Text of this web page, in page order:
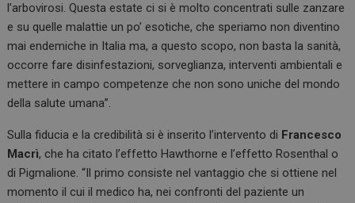
l’arbovirosi. Questa estate ci si è molto concentrati sulle zanzare
e su quelle malattie un po’ esotiche, che speriamo non diventino
mai endemiche in Italia ma, a questo scopo, non basta la sanità,
occorre fare disinfestazioni, sorveglianza, interventi ambientali e
mettere in campo competenze che non sono uniche del mondo
della salute umana”.
Sulla fiducia e la credibilità si è inserito l’intervento di Francesco
Macrì, che ha citato l’effetto Hawthorne e l’effetto Rosenthal o
di Pigmalione. “Il primo consiste nel vantaggio che si ottiene nel
momento il cui il medico ha, nei confronti del paziente un
Necessari Marketing
I cookie necessari contribuiscono a rendere fruibile il
protette del sito. Il sito web non è in grado di
funzionare correttamente senza questi cookie.
NOME
FORNITORE /
DOMINIO